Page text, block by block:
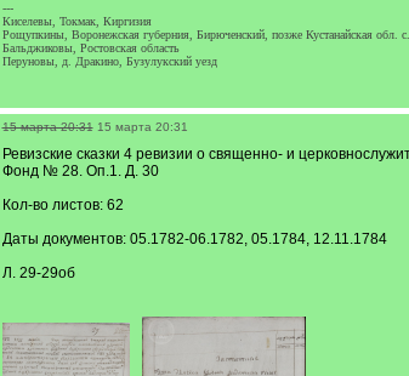
---
Киселевы, Токмак, Киргизия
Рощупкины, Воронежская губерния, Бирюченский, позже Кустанайская обл.
Бальджиковы, Ростовская область
Перуновы, д. Дракино, Бузулукский уезд
15 марта 20:31 15 марта 20:31
Ревизские сказки 4 ревизии о священно- и
Фонд № 28. Оп.1. Д. 30
Кол-во листов: 62
Даты документов: 05.1782-06.1782, 05.1784, 12.11.1784
Л. 29-29об